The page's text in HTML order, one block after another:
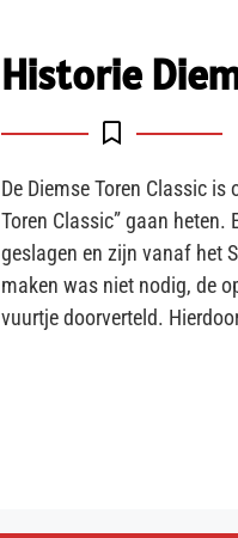
Historie
De Diemse Toren Classic
Toren Classic” gaan
geslagen en zijn vanaf het
maken was niet nodig, de
vuurtje doorverteld.